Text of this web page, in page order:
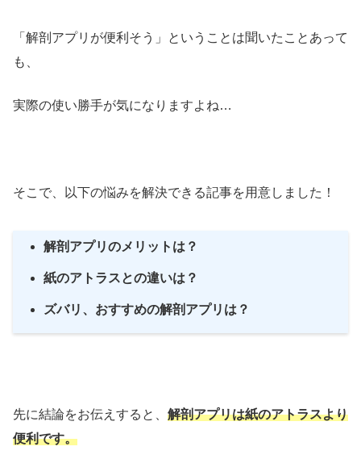
「解剖アプリが便利そう」ということは聞いたことあって
も、
実際の使い勝手が気になりますよね…
そこで、以下の悩みを解決できる記事を用意しました！
解剖アプリのメリットは？
紙のアトラスとの違いは？
ズバリ、おすすめの解剖アプリは？
先に結論をお伝えすると、 解剖アプリは紙のアトラスより
便利です。